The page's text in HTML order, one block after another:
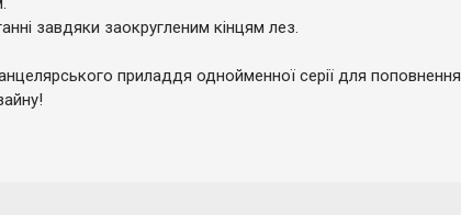
завдяки заокругленим кінцям лез.
приладдя однойменної серії для поповнення